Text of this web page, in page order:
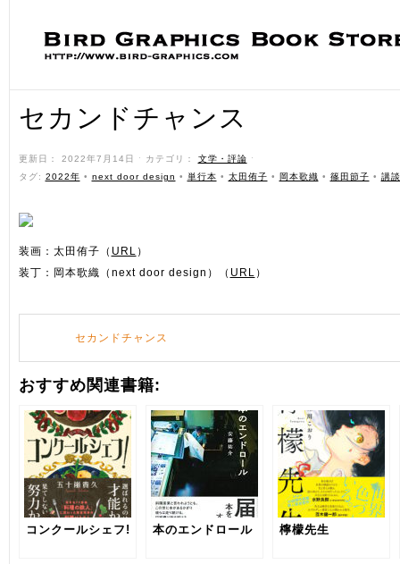
セカンドチャンス
更新日： 2022年7月14日 ˑ カテゴリ： 文学・評論 ˑ
タグ: 2022年 • next door design • 単行本 • 太田侑子 • 岡本歌織 • 篠田節子 • 講
装画：太田侑子（ URL ）
装丁：岡本歌織（next door design）（ URL ）
セカンドチャンス
おすすめ関連書籍:
コンクールシェフ! 本のエンドロール 檸檬先生